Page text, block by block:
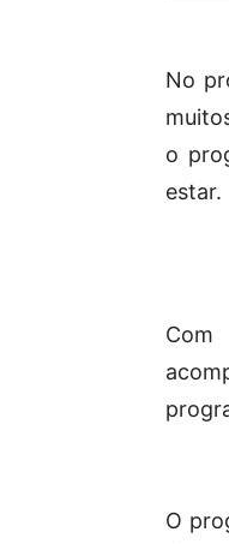
No
o
estar.
O